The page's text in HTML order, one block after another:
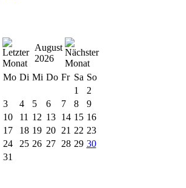
August
2026
Mo Di Mi Do Fr Sa So
1
2
3
4 5 6 7 8
9
10
11 12 13 14 15 16
17
18 19 20 21 22 23
24
25 26 27 28 29 30
31